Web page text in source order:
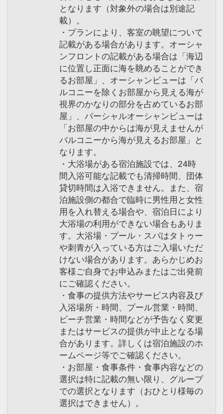
となります（対象外の場合は別途記
載）。
・プランにより、客室の眺望について
記載がある場合があります。オーシャ
ンフロントの記載がある場合は「海辺
に位置し正面に海を眺めることができ
るお部屋」、オーシャンビューは「バ
ルコニーを除くお部屋から見える海が
視界のかなりの部分を占めているお部
屋」、パーシャルオーシャンビューは
「お部屋の中からは海が見えませんが
バルコニーから海が見えるお部屋」と
なります。
・大浴場がある宿泊施設では、24時
間入浴可能な記載でも清掃時間、団体
貸切時間は入浴できません。また、宿
泊施設側の都合で臨時に男性用と女性
用を入れ替える場合や、宿泊日により
大浴場の利用ができない場合もありま
す。大浴場・プール・スパはタトゥー
や刺青が入っている方はご入場いただ
けない場合があります。あらかじめお
客様ご自身でお申込みまたはご出発前
にご確認ください。
・食事の提供方法やサービス内容及び
入浴場所・時間、プール営業・時間、
ビーチ営業・時間などが予告なく変更
またはサービスの提供が中止となる場
合があります。詳しくは宿泊施設のホ
ームページ等でご確認ください。
・お部屋・食事条件・食事内容などの
選択は特に記載の無い限り、グループ
での選択となります（おひとり様毎の
選択はできません）。